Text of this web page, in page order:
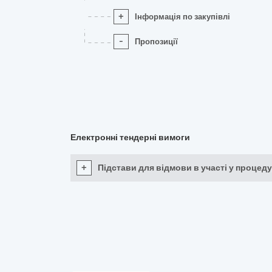
+ Інформація по закупівлі
- Пропозиції
Електронні тендерні вимоги
+ Підстави для відмови в участі у